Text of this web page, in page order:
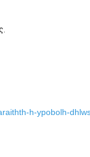
h-ypobolh-